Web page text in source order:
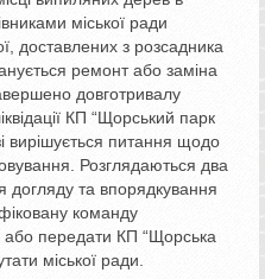
міської ради
доставлених з розсадника
ремонт або заміна
довготривалу
КП “Щорський парк
вирішується питання щодо
Розглядаються два
догляду та впорядкування
команду
або передати КП “Щорська
міської ради.